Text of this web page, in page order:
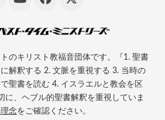
のキリスト教福音団体です。『1. 聖書
解釈する 2. 文脈を重視する 3. 当時の
聖書を読む 4. イスラエルと教会を区
に、ヘブル的聖書解釈を重視していま
念をご確認ください。